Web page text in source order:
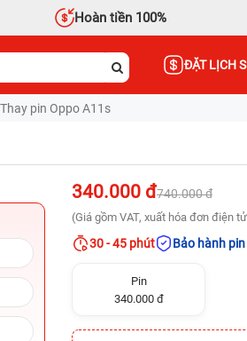
Hoàn tiền 100%
ĐẶT LỊCH
Thay pin Oppo A11s
340.000 đ740.000 đ
(Giá gồm VAT, xuất hóa đơn điện
30 - 45 phút Bảo hành
Pin
340.000 đ